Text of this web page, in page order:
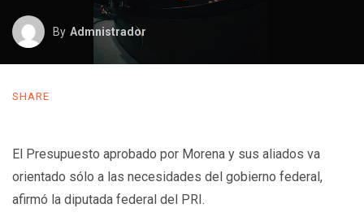
By Admnistrador
SHARE
El Presupuesto aprobado por Morena y sus aliados va
orientado sólo a las necesidades del gobierno federal,
afirmó la diputada federal del PRI.